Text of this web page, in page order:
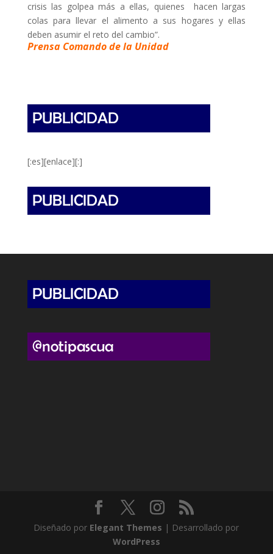
crisis las golpea más a ellas, quienes hacen largas
colas para llevar el alimento a sus hogares y ellas
deben asumir el reto del cambio”.
Prensa Comando de la Unidad
[:es][enlace][:]
Diseñado por Elegant Themes | Desarrollado por
WordPress